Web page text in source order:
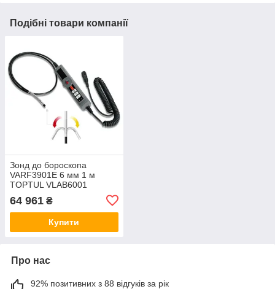
Подібні товари компанії
Зонд до бороскопа
VARF3901E 6 мм 1 м
TOPTUL VLAB6001
64 961 ₴
Купити
Про нас
92% позитивних з 88 відгуків за рік